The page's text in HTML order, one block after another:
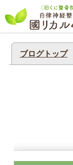
ブログトップ